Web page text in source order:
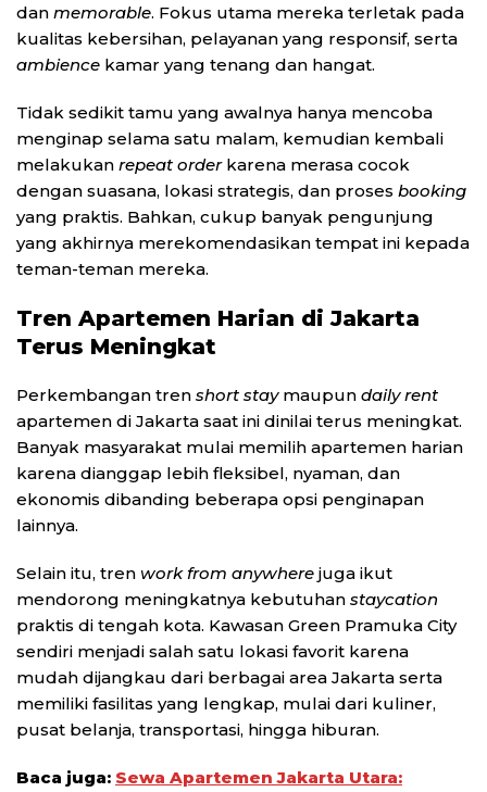
dan memorable. Fokus utama mereka terletak pada
kualitas kebersihan, pelayanan yang responsif, serta
ambience kamar yang tenang dan hangat.
Tidak sedikit tamu yang awalnya hanya mencoba
menginap selama satu malam, kemudian kembali
melakukan repeat orderkarena merasa cocok
dengan suasana, lokasi strategis, dan proses booking
yang praktis. Bahkan, cukup banyak pengunjung
yang akhirnya merekomendasikan tempat ini kepada
teman-teman mereka.
Tren Apartemen Harian di Jakarta
Terus Meningkat
Perkembangan tren short staymaupun daily rent
apartemen di Jakarta saat ini dinilai terus meningkat.
Banyak masyarakat mulai memilih apartemen harian
karena dianggap lebih fleksibel, nyaman, dan
ekonomis dibanding beberapa opsi penginapan
lainnya.
Selain itu, tren work from anywhere juga ikut
mendorong meningkatnya kebutuhan staycation
praktis di tengah kota. Kawasan Green Pramuka City
sendiri menjadi salah satu lokasi favorit karena
mudah dijangkau dari berbagai area Jakarta serta
memiliki fasilitas yang lengkap, mulai dari kuliner,
pusat belanja, transportasi, hingga hiburan.
Baca juga: Sewa Apartemen Jakarta Utara: